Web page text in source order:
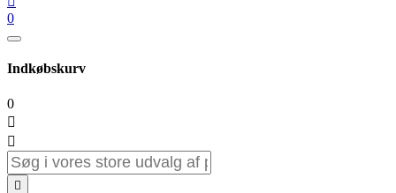
0
Indkøbskurv
0


